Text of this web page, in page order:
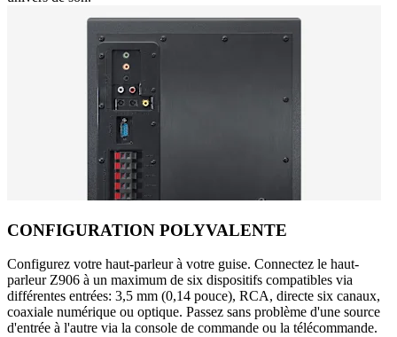
CONFIGURATION POLYVALENTE
Configurez votre haut-parleur à votre guise. Connectez le haut-
parleur Z906 à un maximum de six dispositifs compatibles via
différentes entrées: 3,5 mm (0,14 pouce), RCA, directe six canaux,
coaxiale numérique ou optique. Passez sans problème d'une source
d'entrée à l'autre via la console de commande ou la télécommande.